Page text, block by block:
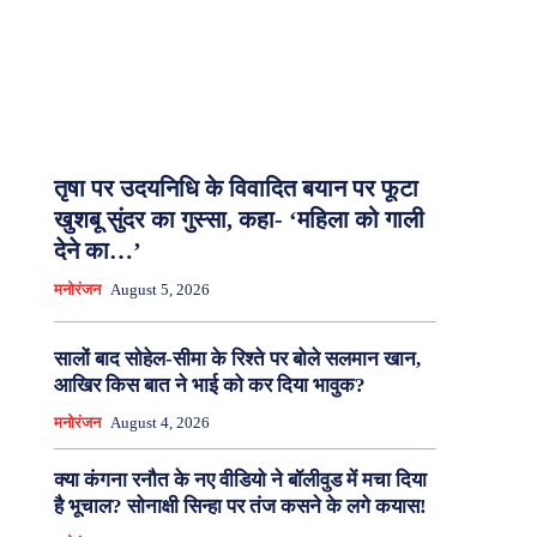
तृषा पर उदयनिधि के विवादित बयान पर फूटा
खुशबू सुंदर का गुस्सा, कहा- ‘महिला को गाली
देने का…’
मनोरंजन August 5, 2026
सालों बाद सोहेल-सीमा के रिश्ते पर बोले सलमान खान,
आखिर किस बात ने भाई को कर दिया भावुक?
मनोरंजन August 4, 2026
क्या कंगना रनौत के नए वीडियो ने बॉलीवुड में मचा दिया
है भूचाल? सोनाक्षी सिन्हा पर तंज कसने के लगे कयास!